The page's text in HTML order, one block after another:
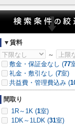
▼賃料
～
敷金・保証金なし (77
礼金・敷引なし (7室)
共益費・管理費込み (
間取り
1R～1K (1室)
1DK～1LDK (31室)